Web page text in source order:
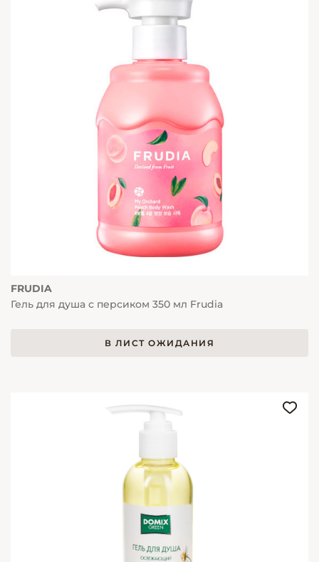
FRUDIA
Гель для душа с персиком 350 мл Frudia
В ЛИСТ ОЖИДАНИЯ